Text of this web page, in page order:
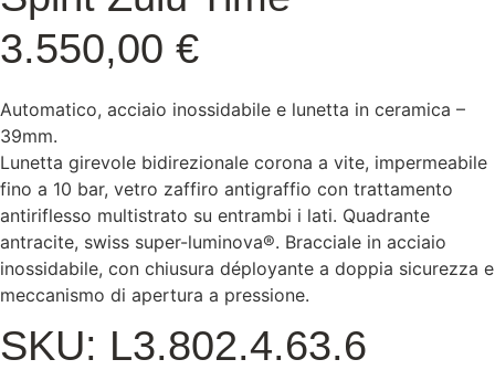
3.550,00 €
Automatico, acciaio inossidabile e lunetta in ceramica –
39mm.
Lunetta girevole bidirezionale corona a vite, impermeabile
fino a 10 bar, vetro zaffiro antigraffio con trattamento
antiriflesso multistrato su entrambi i lati. Quadrante
antracite, swiss super-luminova®. Bracciale in acciaio
inossidabile, con chiusura déployante a doppia sicurezza e
meccanismo di apertura a pressione.
SKU: L3.802.4.63.6